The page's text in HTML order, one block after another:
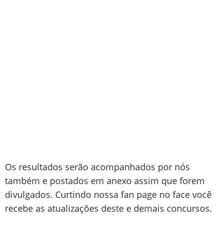
Os resultados serão acompanhados por nós
também e postados em anexo assim que forem
divulgados. Curtindo nossa fan page no face você
recebe as atualizações deste e demais concursos.